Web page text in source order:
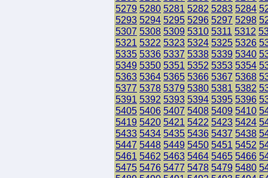
5279 5280 5281 5282 5283 5284
5293 5294 5295 5296 5297 5298
5307 5308 5309 5310 5311 5312
5321 5322 5323 5324 5325 5326
5335 5336 5337 5338 5339 5340
5349 5350 5351 5352 5353 5354
5363 5364 5365 5366 5367 5368
5377 5378 5379 5380 5381 5382
5391 5392 5393 5394 5395 5396
5405 5406 5407 5408 5409 5410
5419 5420 5421 5422 5423 5424
5433 5434 5435 5436 5437 5438
5447 5448 5449 5450 5451 5452
5461 5462 5463 5464 5465 5466
5475 5476 5477 5478 5479 5480